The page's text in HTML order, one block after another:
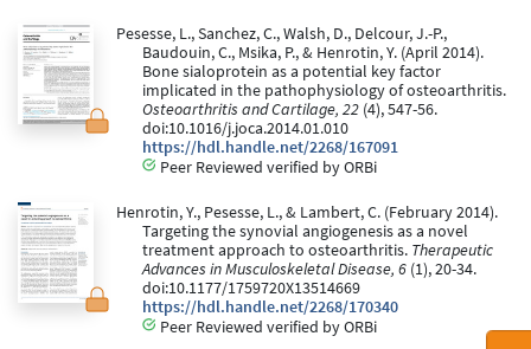
Pesesse, L., Sanchez, C., Walsh, D., Delcour, J.-P.,
Baudouin, C., Msika, P., & Henrotin, Y. (April 2014).
Bone sialoprotein as a potential key factor
implicated in the pathophysiology of osteoarthritis.
Osteoarthritis and Cartilage, 22 (4), 547-56.
doi:10.1016/j.joca.2014.01.010
https://hdl.handle.net/2268/167091
Peer Reviewed verified by ORBi
Henrotin, Y., Pesesse, L., & Lambert, C. (February 2014).
Targeting the synovial angiogenesis as a novel
treatment approach to osteoarthritis. Therapeutic
Advances in Musculoskeletal Disease, 6 (1), 20-34.
doi:10.1177/1759720X13514669
https://hdl.handle.net/2268/170340
Peer Reviewed verified by ORBi